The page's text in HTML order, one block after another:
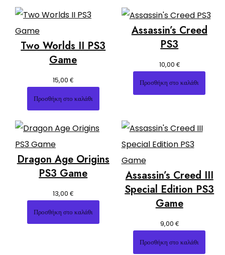
Two Worlds II PS3
Game
15,00€
Προσθήκη στο καλάθι
Assassin’s Creed
PS3
10,00 €
Προσθήκη στο καλάθι
Dragon Age Origins
PS3 Game
13,00€
Προσθήκη στο καλάθι
Assassin’s Creed III
Special Edition PS3
Game
9,00 €
Προσθήκη στο καλάθι